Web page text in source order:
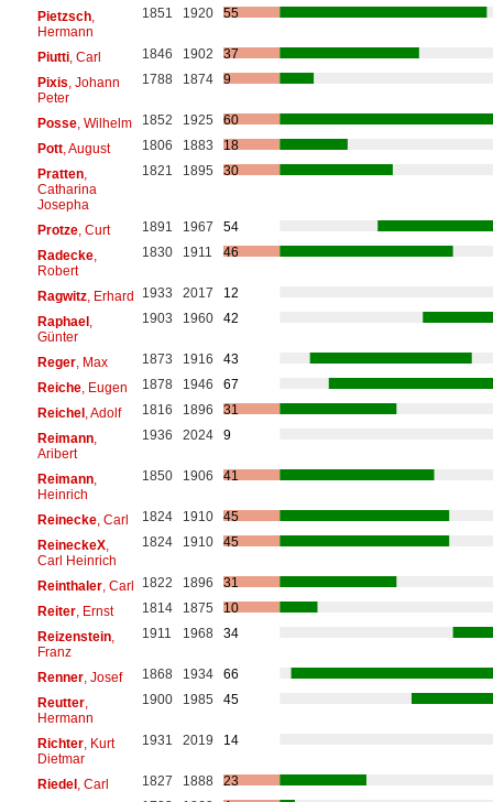
Pietzsch,
Hermann
1851 1920 55
Piutti, Carl 1846 1902
37
Pixis , Johann
Peter
1788 1874 9
Posse, Wilhelm 1852 1925
60
Pott, August 1806 1883
18
Pratten,
Catharina
Josepha
1821 1895 30
Protze, Curt 1891 1967
54
Radecke,
Robert
1830 1911 46
Ragwitz, Erhard 1933 2017
12
Raphael,
Günter
1903 1960 42
Reger, Max 1873 1916
43
Reiche, Eugen 1878 1946
67
Reichel, Adolf 1816 1896
31
Reimann,
Aribert
1936 2024 9
Reimann,
Heinrich
1850 1906 41
Reinecke, Carl 1824 1910
45
ReineckeX,
Carl Heinrich
1824 1910 45
Reinthaler, Carl 1822 1896
31
Reiter, Ernst 1814 1875
10
Reizenstein,
Franz
1911 1968 34
Renner, Josef 1868 1934
66
Reutter,
Hermann
1900 1985 45
Richter, Kurt
Dietmar
1931 2019 14
Riedel, Carl 1827 1888
23